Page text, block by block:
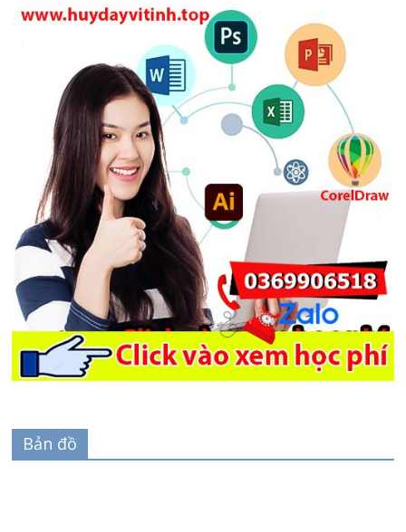
Bản đồ